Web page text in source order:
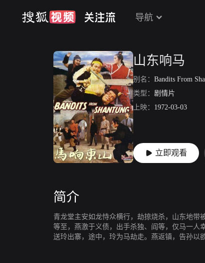
导航
山东响马
别名： Bandits From
类型： 剧情片
上映： 1972-03-03
立即观看
简介
青龙堂主安如龙恃众横行，劫掠烧杀，山东地带
等至，燕激于义债，出手杀独、阎等，仅马一人
送玲出寨，途中，玲为马劫走。燕返镇，告孙以